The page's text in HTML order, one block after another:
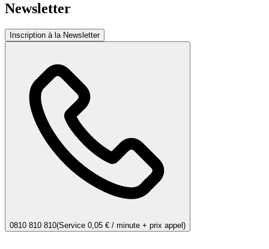
Newsletter
Inscription à la Newsletter
0810 810 810(Service 0,05 € / minute + prix appel)